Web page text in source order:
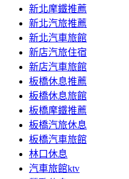
新北摩鐵推薦
新北汽旅推薦
新北汽車旅館
新店汽旅住宿
新店汽車旅館
板橋休息推薦
板橋休息旅館
板橋摩鐵推薦
板橋汽旅休息
板橋汽車旅館
林口休息
汽車旅館ktv